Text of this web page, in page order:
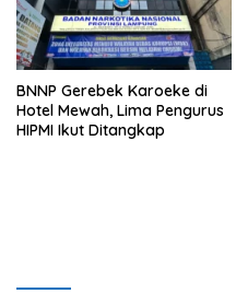
BNNP Gerebek Karoeke di
Hotel Mewah, Lima Pengurus
HIPMI Ikut Ditangkap